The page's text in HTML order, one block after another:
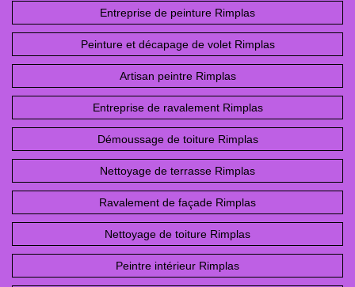
Entreprise de peinture Rimplas
Peinture et décapage de volet Rimplas
Artisan peintre Rimplas
Entreprise de ravalement Rimplas
Démoussage de toiture Rimplas
Nettoyage de terrasse Rimplas
Ravalement de façade Rimplas
Nettoyage de toiture Rimplas
Peintre intérieur Rimplas